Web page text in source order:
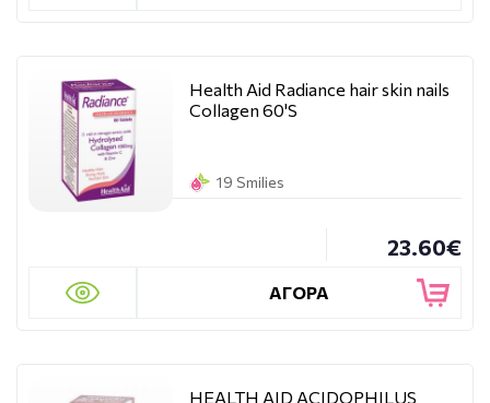
Health Aid Radiance hair skin nails
Collagen 60'S
19 Smilies
23.60€
ΑΓΟΡΑ
HEALTH AID ACIDOPHILUS